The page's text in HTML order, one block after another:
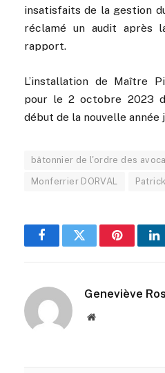
insatisfaits de la gestion
réclamé un audit après
rapport.
L’installation de Maître
pour le 2 octobre 2023
début de la nouvelle année
bâtonnier de l'ordre des
Monferrier DORVAL
FacebookTwitterPinterest
Geneviève
Website